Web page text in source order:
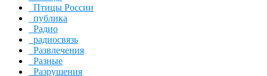
Птицы России
публика
Радио
радиосвязь
Развлечения
Разные
Разрушения